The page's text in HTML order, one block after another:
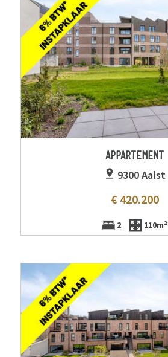
APPARTEMENT
9300 Aalst
€ 420.200
2 110m²